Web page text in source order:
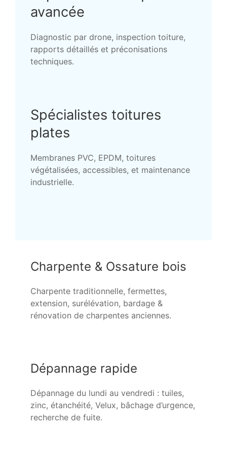
avancée
Diagnostic par drone, inspection toiture,
rapports détaillés et préconisations
techniques.
Spécialistes toitures
plates
Membranes PVC, EPDM, toitures
végétalisées, accessibles, et maintenance
industrielle.
Charpente & Ossature bois
Charpente traditionnelle, fermettes,
extension, surélévation, bardage &
rénovation de charpentes anciennes.
Dépannage rapide
Dépannage du lundi au vendredi : tuiles,
zinc, étanchéité, Velux, bâchage d’urgence,
recherche de fuite.